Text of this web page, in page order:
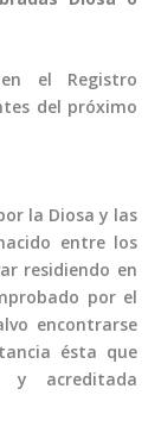
el Registro
del próximo
la Diosa y las
entre los
residiendo en
por el
encontrarse
ésta que
y acreditada